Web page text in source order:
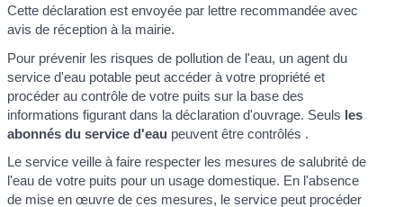
Cette déclaration est envoyée par lettre recommandée avec
avis de réception à la mairie.
Pour prévenir les risques de pollution de l'eau, un agent du
service d'eau potable peut accéder à votre propriété et
procéder au contrôle de votre puits sur la base des
informations figurant dans la déclaration d'ouvrage. Seuls les
abonnés du service d'eau peuvent être contrôlés .
Le service veille à faire respecter les mesures de salubrité de
l'eau de votre puits pour un usage domestique. En l'absence
de mise en œuvre de ces mesures, le service peut procéder